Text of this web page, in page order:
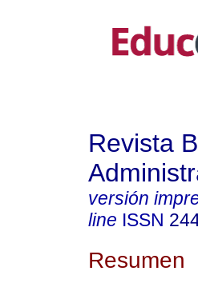
Revista
versión
line ISSN
Resumen